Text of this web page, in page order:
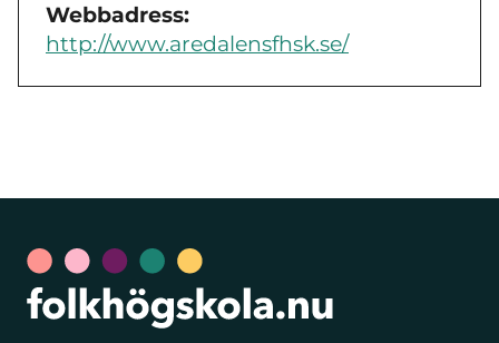
Webbadress:
http://www.aredalensfhsk.se/